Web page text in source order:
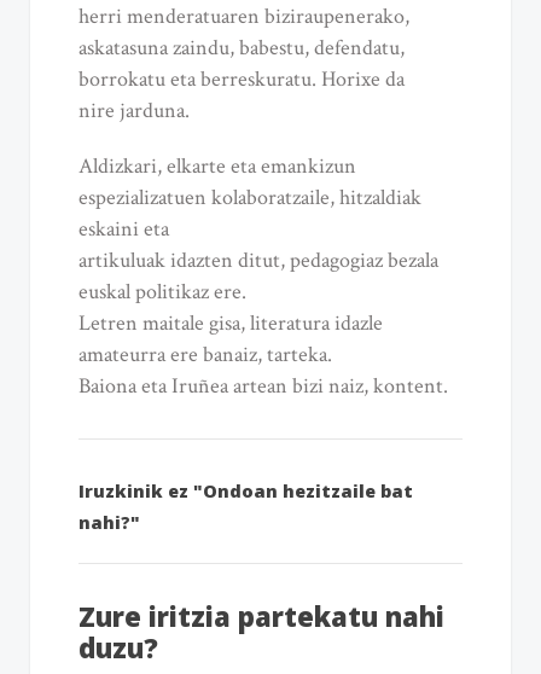
herri menderatuaren biziraupenerako,
askatasuna zaindu, babestu, defendatu,
borrokatu eta berreskuratu. Horixe da
nire jarduna.
Aldizkari, elkarte eta emankizun
espezializatuen kolaboratzaile, hitzaldiak
eskaini eta
artikuluak idazten ditut, pedagogiaz bezala
euskal politikaz ere.
Letren maitale gisa, literatura idazle
amateurra ere banaiz, tarteka.
Baiona eta Iruñea artean bizi naiz, kontent.
Iruzkinik ez "Ondoan hezitzaile bat
nahi?"
Zure iritzia partekatu nahi
duzu?